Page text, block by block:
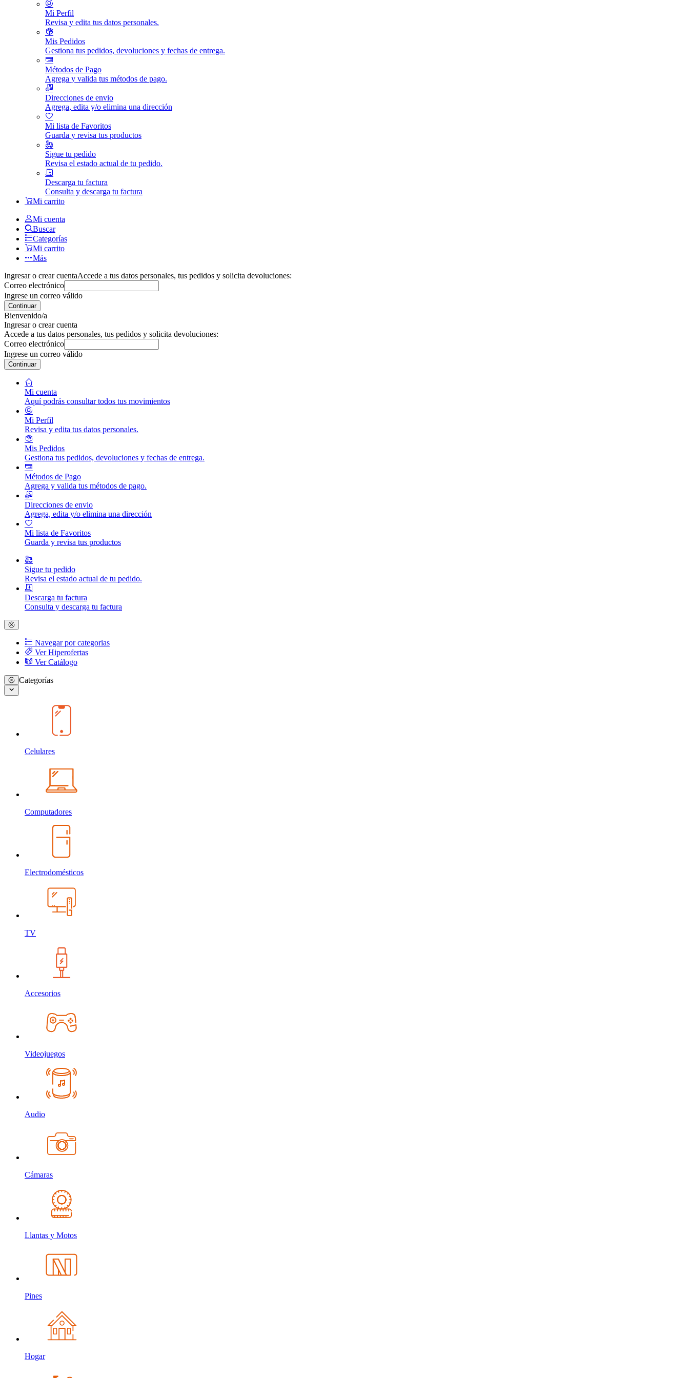
Mi Perfil
Revisa y edita tus datos personales.
Mis Pedidos
Gestiona tus pedidos, devoluciones y fechas de entrega.
Métodos de Pago
Agrega y valida tus métodos de pago.
Direcciones de envio
Agrega, edita y/o elimina una dirección
Mi lista de Favoritos
Guarda y revisa tus productos
Sigue tu pedido
Revisa el estado actual de tu pedido.
Descarga tu factura
Consulta y descarga tu factura
Mi carrito
Mi cuenta
Buscar
Categorías
Mi carrito
Más
Ingresar o crear cuentaAccede a tus datos personales, tus pedidos y solicita devoluciones:
Correo electrónico
Ingrese un correo válido
Continuar
Bienvenido/a
Ingresar o crear cuenta
Accede a tus datos personales, tus pedidos y solicita devoluciones:
Correo electrónico
Ingrese un correo válido
Continuar
Mi cuenta
Aquí podrás consultar todos tus movimientos
Mi Perfil
Revisa y edita tus datos personales.
Mis Pedidos
Gestiona tus pedidos, devoluciones y fechas de entrega.
Métodos de Pago
Agrega y valida tus métodos de pago.
Direcciones de envio
Agrega, edita y/o elimina una dirección
Mi lista de Favoritos
Guarda y revisa tus productos
Sigue tu pedido
Revisa el estado actual de tu pedido.
Descarga tu factura
Consulta y descarga tu factura
Navegar por categorias
Ver Hiperofertas
Ver Catálogo
Categorías
Celulares
Computadores
Electrodomésticos
TV
Accesorios
Videojuegos
Audio
Cámaras
Llantas y Motos
Pines
Hogar